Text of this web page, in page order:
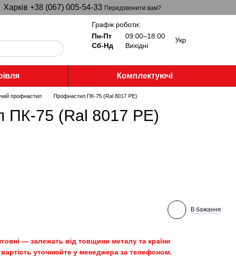
Харків +38 (067) 005-54-33 Передзвонити вам?
Графік роботи:
Пн-Пт
09:00–18:00
Сб-Нд
Вихідні
Укр
Комплектуючі
профнастил Профнастил ПК-75 (Ral 8017 PE)
ПК-75 (Ral 8017 PE)
В бажання
— залежать від товщини металу та країни
уточнюйте у менеджера за телефоном.